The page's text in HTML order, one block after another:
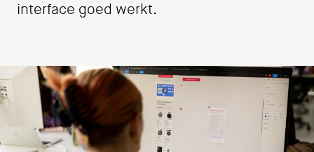
interface goed werkt.